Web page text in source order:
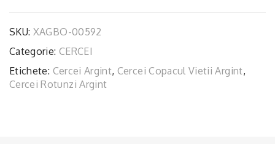
SKU: XAGBO-00592
Categorie: CERCEI
Etichete: Cercei Argint, Cercei Copacul Vietii Argint,
Cercei Rotunzi Argint